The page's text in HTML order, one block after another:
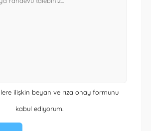
ilişkin beyan ve rıza onay formunu
kabul ediyorum.